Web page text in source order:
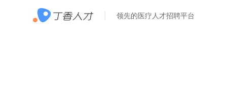
领先的医疗人才招聘平台